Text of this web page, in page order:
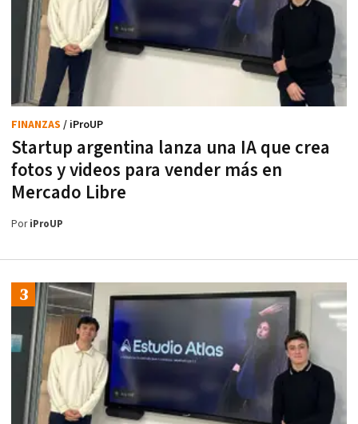
Startup argentina lanza una IA que crea
fotos y videos para vender más en
Mercado Libre
FINANZAS / iProUP
PoriProUP